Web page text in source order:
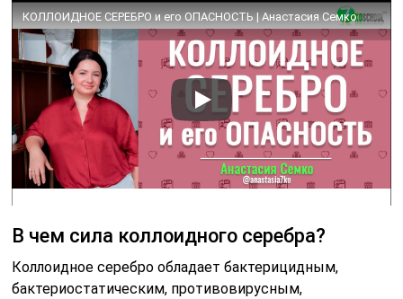
КОЛЛОИДНОЕ СЕРЕБРО и его ОПАСНОСТЬ | Анастасия Семко
В чем сила коллоидного серебра?
Коллоидное серебро обладает бактерицидным,
бактериостатическим, противовирусным,